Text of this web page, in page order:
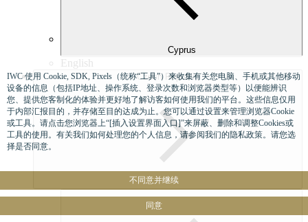
Cyprus
English
Czech Republic
IWC 使用 Cookie, SDK, Pixels（统称“工具”）来收集有关您电脑、手机或其他移动
设备的信息（包括IP地址、操作系统、登录次数和浏览器类型等）以便能辨识
您、提供您客制化的体验并更好地了解访客如何使用我们的平台。这些信息仅用
于内部汇报目的，并存储至目的达成为止。您可以通过设置来管理浏览器Cookie
或工具。请点击您浏览器上“[插入设置界面入口]”来屏蔽、删除和调整Cookies或
工具的使用。有关我们如何处理您的个人信息，请参阅我们的隐私政策。请您选
择是否同意。
不同意并继续
同意